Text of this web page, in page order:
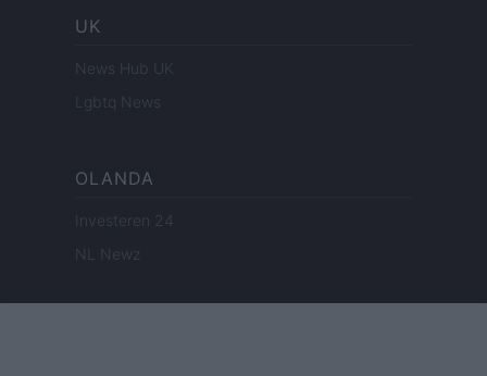
UK
News Hub UK
Lgbtq News
OLANDA
Investeren 24
NL Newz